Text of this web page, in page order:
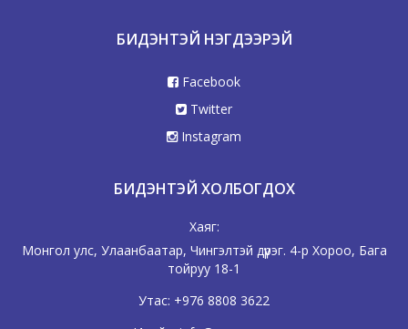
БИДЭНТЭЙ НЭГДЭЭРЭЙ
Facebook
Twitter
Instagram
БИДЭНТЭЙ ХОЛБОГДОХ
Хаяг:
Монгол улс, Улаанбаатар, Чингэлтэй дүүрэг. 4-р Хороо, Бага
тойруу 18-1
Утас: +976 8808 3622